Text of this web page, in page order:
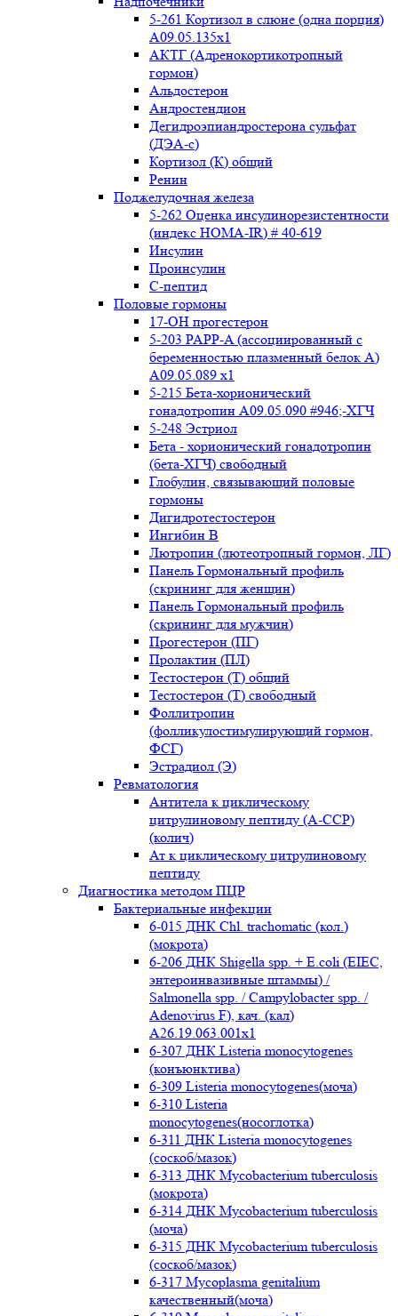
5-261 Кортизол в слюне (одна порция)
A09.05.135x1
АКТГ (Адренокортикотропный
гормон)
Альдостерон
Андростендион
Дегидроэпиандростерона сульфат
(ДЭА-с)
Кортизол (К) общий
Ренин
Поджелудочная железа
5-262 Оценка инсулинорезистентности
(индекс HOMA-IR) # 40-619
Инсулин
Проинсулин
С-пептид
Половые гормоны
17-ОН прогестерон
5-203 PAPP-A (ассоциированный с
беременностью плазменный белок А)
А09.05.089 x1
5-215 Бета-хорионический
гонадотропин А09.05.090 #946;-ХГЧ
5-248 Эстриол
Бета - хорионический гонадотропин
(бета-ХГЧ) свободный
Глобулин, связывающий половые
гормоны
Дигидротестостерон
Ингибин В
Лютропин (лютеотропный гормон, ЛГ)
Панель Гормональный профиль
(скрининг для женщин)
Панель Гормональный профиль
(скрининг для мужчин)
Прогестерон (ПГ)
Пролактин (ПЛ)
Тестостерон (Т) общий
Тестостерон (Т) свободный
Фоллитропин
(фолликулостимулирующий гормон,
ФСГ)
Эстрадиол (Э)
Ревматология
Антитела к циклическому
цитрулиновому пептиду (A-ССР)
(колич)
Ат к циклическому цитрулиновому
пептиду
Диагностика методом ПЦР
Бактериальные инфекции
6-015 ДНК Chl. trachomatic (кол.)
(мокрота)
6-206 ДНК Shigella spp. + E.coli (EIEC,
энтероинвазивные штаммы) /
Salmonella spp. / Campylobacter spp. /
Adenovirus F), кач. (кал)
A26.19.063.001x1
6-307 ДНК Listeria monocytogenes
(конъюнктива)
6-309 Listeria monocytogenes(моча)
6-310 Listeria
monocytogenes(носоглотка)
6-311 ДНК Listeria monocytogenes
(соскоб/мазок)
6-313 ДНК Mycobacterium tuberculosis
(мокрота)
6-314 ДНК Mycobacterium tuberculosis
(моча)
6-315 ДНК Mycobacterium tuberculosis
(соскоб/мазок)
6-317 Mycoplasma genitalium
качественный(моча)